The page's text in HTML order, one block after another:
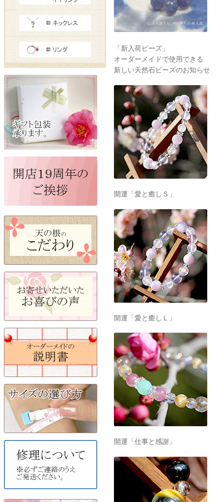
「新入荷ビーズ」
オーダーメイドで使用できる
新しい天然石ビーズのお知らせ
開運「愛と癒しＳ」
開運「愛と癒しＬ」
開運「仕事と感謝」